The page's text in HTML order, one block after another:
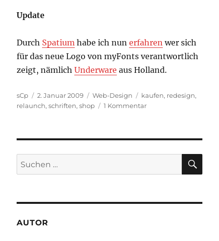
Update
Durch Spatium habe ich nunerfahren wer sich
für das neue Logo von myFonts verantwortlich
zeigt, nämlichUnderware aus Holland.
Autor
sCp
Veröffentlicht
am
2. Januar 2009 Kategorien
Web-Design Schlagwörter
kaufen, redesign,
relaunch,schriften,shop 1 Kommentarzu
Suchen
nach:
AUTOR